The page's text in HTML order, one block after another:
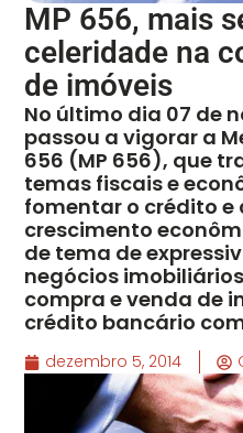
MP 656, mais
celeridade na
de imóveis
No último dia 07 de
passou a vigorar a
656 (MP 656), que
temas fiscais e
fomentar o crédito e
crescimento
de tema de
negócios
compra e venda de
crédito bancário
dezembro 5, 2014